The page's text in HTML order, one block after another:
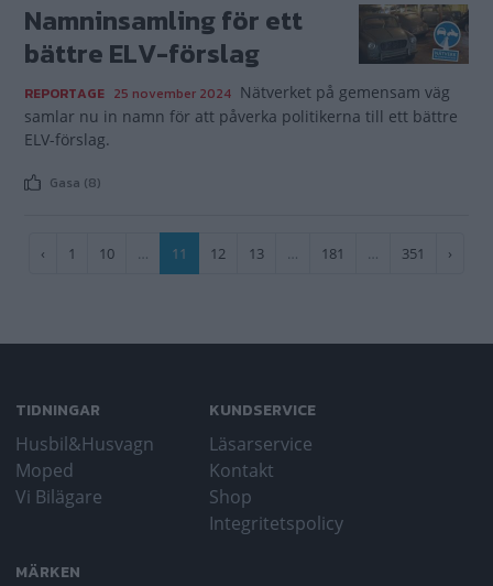
Namninsamling för ett
bättre ELV-förslag
REPORTAGE 25 november 2024 Nätverket på gemensam väg
samlar nu in namn för att påverka politikerna till ett bättre
ELV-förslag.
Gasa (8)
Paginering
Föregående
‹ Sida
1 Sida
10 …
Nuvarande
11 Sida
12 Sida
13 … Sida
181 … Sida
351
Nästa
›
TIDNINGAR
Husbil&Husvagn
Moped
Vi Bilägare
KUNDSERVICE
Läsarservice
Kontakt
Shop
Integritetspolicy
MÄRKEN